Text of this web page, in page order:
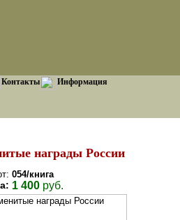
Контакты Информация
награды России
054/книга
1 400руб.